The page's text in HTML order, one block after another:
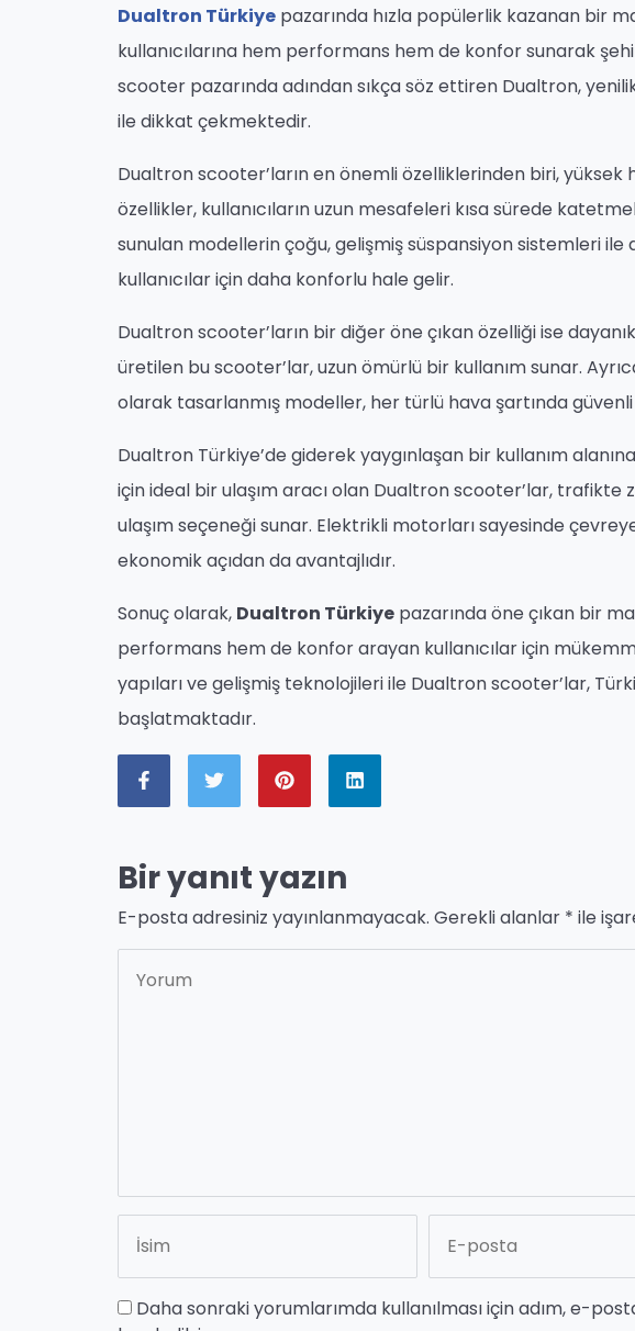
Dualtron Türkiye pazarında hızla popülerlik kazanan bir
kullanıcılarına hem performans hem de konfor sunarak
scooter pazarında adından sıkça söz ettiren Dualtron,
ile dikkat çekmektedir.
Dualtron scooter’ların en önemli özelliklerinden biri, yüksek
özellikler, kullanıcıların uzun mesafeleri kısa sürede
sunulan modellerin çoğu, gelişmiş süspansiyon sistemleri ile
kullanıcılar için daha konforlu hale gelir.
Dualtron scooter’ların bir diğer öne çıkan özelliği ise
üretilen bu scooter’lar, uzun ömürlü bir kullanım sunar.
olarak tasarlanmış modeller, her türlü hava şartında güvenli
Dualtron Türkiye’de giderek yaygınlaşan bir kullanım
için ideal bir ulaşım aracı olan Dualtron scooter’lar,
ulaşım seçeneği sunar. Elektrikli motorları sayesinde
ekonomik açıdan da avantajlıdır.
Sonuç olarak, Dualtron Türkiye pazarında öne çıkan bir
performans hem de konfor arayan kullanıcılar için
yapıları ve gelişmiş teknolojileri ile Dualtron scooter’lar,
başlatmaktadır.
Bir yanıt yazın
E-posta adresiniz yayınlanmayacak. Gerekli alanlar * ile
Daha sonraki yorumlarımda kullanılması için adım, e-